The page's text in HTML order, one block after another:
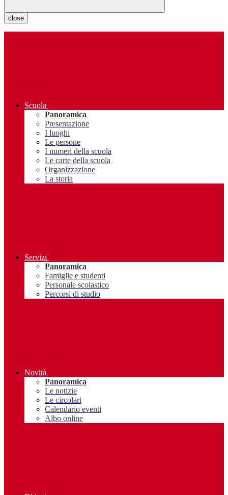
close
Scuola
Panoramica
Presentazione
I luoghi
Le persone
I numeri della scuola
Le carte della scuola
Organizzazione
La storia
Servizi
Panoramica
Famiglie e studenti
Personale scolastico
Percorsi di studio
Novità
Panoramica
Le notizie
Le circolari
Calendario eventi
Albo online